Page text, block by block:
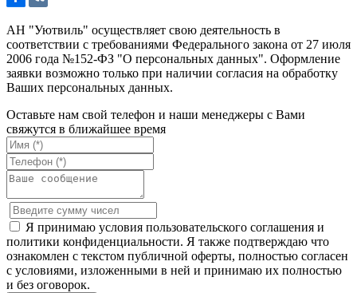
АН "Уютвиль" осуществляет свою деятельность в
соответствии с требованиями Федерального закона от 27 июля
2006 года №152-ФЗ "О персональных данных". Оформление
заявки возможно только при наличии согласия на обработку
Ваших персональных данных.
Оставьте нам свой телефон и наши менеджеры с Вами
свяжутся в ближайшее время
Я принимаю условия пользовательского соглашения и
политики конфиденциальности. Я также подтверждаю что
ознакомлен с текстом публичной оферты, полностью согласен
с условиями, изложенными в ней и принимаю их полностью
и без оговорок.